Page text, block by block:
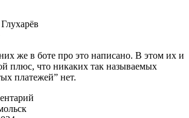
же в боте про это написано. В этом их и
плюс, что никаких так называемых
платежей” нет.